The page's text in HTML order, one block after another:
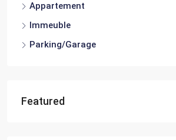
Appartement
Immeuble
Parking/Garage
Featured